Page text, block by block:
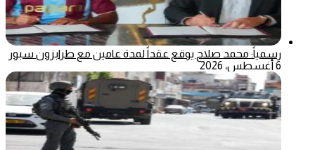
رسمياً: محمد صلاح يوقع عقداً لمدة عامين مع طرابزون سبور
6 أغسطس، 2026